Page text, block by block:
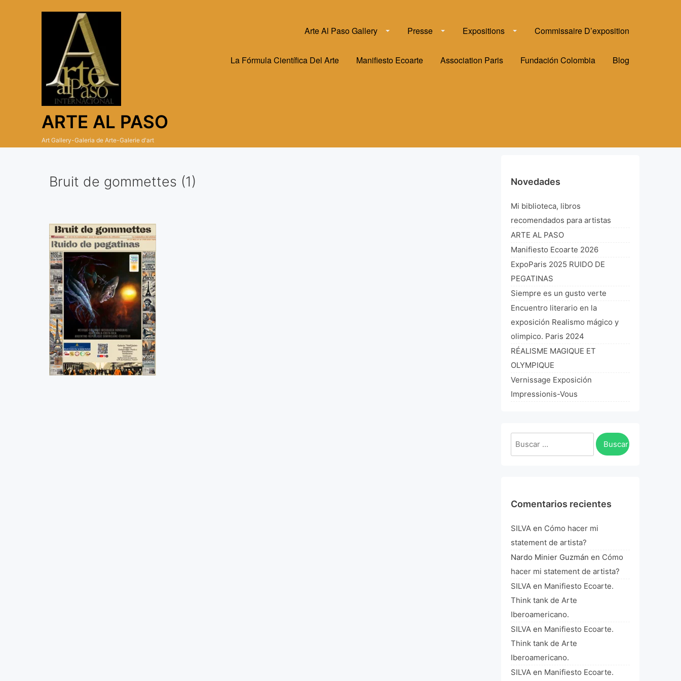
ARTE AL PASO
Art Gallery-Galeria de Arte-Galerie d'art
Arte Al Paso Gallery Presse Expositions Commissaire D’exposition
La Fórmula Científica Del Arte Manifiesto Ecoarte Association Paris Fundación Colombia Blog
Bruit de gommettes (1) Novedades
Mi biblioteca, libros
recomendados para artistas
ARTE AL PASO
Manifiesto Ecoarte 2026
ExpoParis 2025 RUIDO DE
PEGATINAS
Siempre es un gusto verte
Encuentro literario en la
exposición Realismo mágico y
olimpico. Paris 2024
RÉALISME MAGIQUE ET
OLYMPIQUE
Vernissage Exposición
Impressionis-Vous
Buscar:
Comentarios recientes
SILVA en Cómo hacer mi
statement de artista?
Nardo Minier Guzmán en Cómo
hacer mi statement de artista?
SILVA en Manifiesto Ecoarte.
Think tank de Arte
Iberoamericano.
SILVA en Manifiesto Ecoarte.
Think tank de Arte
Iberoamericano.
SILVA en Manifiesto Ecoarte.